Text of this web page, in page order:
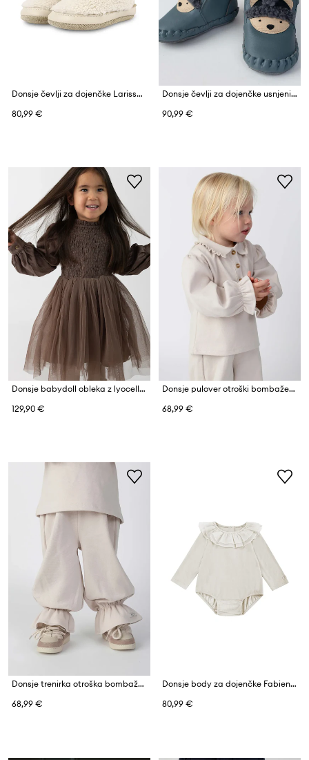
Donsje čevlji za dojenčke Larisso Booties
80,99 €
Donsje čevlji za dojenčke usnjeni Junus Booties Polar Bear
90,99 €
Donsje babydoll obleka z lyocellom Janice Dress
129,90 €
Donsje pulover otroški bombažen Pluimpje Sweater
68,99 €
Donsje trenirka otroška bombažna Lindelwa Trousers
68,99 €
Donsje body za dojenčke Fabien Bodysuit
80,99 €